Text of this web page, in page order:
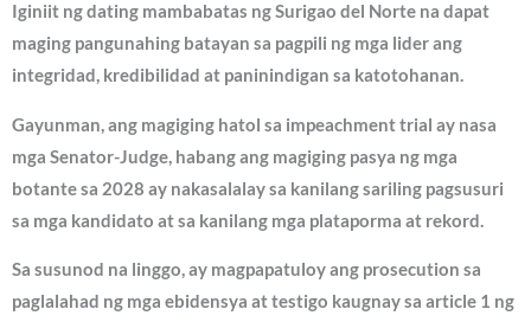
Iginiit ng dating mambabatas ng Surigao del Norte na dapat
maging pangunahing batayan sa pagpili ng mga lider ang
integridad, kredibilidad at paninindigan sa katotohanan.
Gayunman, ang magiging hatol sa impeachment trial ay nasa
mga Senator-Judge, habang ang magiging pasya ng mga
botante sa 2028 ay nakasalalay sa kanilang sariling pagsusuri
sa mga kandidato at sa kanilang mga plataporma at rekord.
Sa susunod na linggo, ay magpapatuloy ang prosecution sa
paglalahad ng mga ebidensya at testigo kaugnay sa article 1 ng